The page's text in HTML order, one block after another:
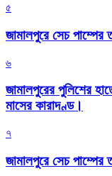
৫
জামালপুরে সেচ পাম্পের
৬
জামালপুরের পুলিশের
মাসের কারাদণ্ড।
৭
জামালপুরে সেচ পাম্পের